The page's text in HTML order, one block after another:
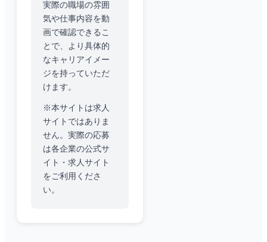
実際の職場の雰囲
気や仕事内容を動
画で確認できるこ
とで、より具体的
なキャリアイメー
ジを持っていただ
けます。
※本サイトは求人
サイトではありま
せん。実際の応募
は各企業の公式サ
イト・求人サイト
をご利用くださ
い。